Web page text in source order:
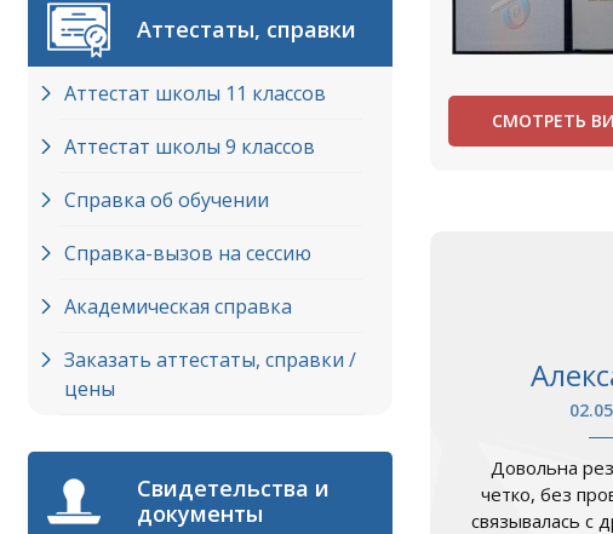
Аттестаты, справки
Аттестат школы 11 классов
Аттестат школы 9 классов
Справка об обучении
Справка-вызов на сессию
Академическая справка
Заказать аттестаты, справки /
цены
Свидетельства и
документы
СМОТРЕТЬ
Довольна
четко, без
связывалась с